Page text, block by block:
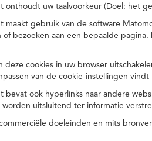
onthoudt uw taalvoorkeur (Doel: het
maakt gebruik van de software
of bezoeken aan een bepaalde
deze cookies in uw browser
van de cookie-instellingen
bevat ook hyperlinks naar andere
worden uitsluitend ter informatie
doeleinden en mits